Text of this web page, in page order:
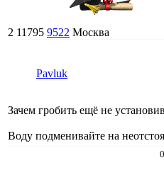
2 11795 9522 Москва
Pavluk
Зачем гробить ещё не
Воду подменивайте на